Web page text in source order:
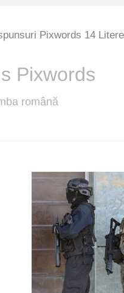
Pixwords 14 Litere
Pixwords
română